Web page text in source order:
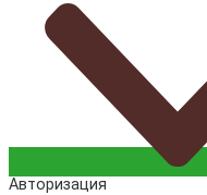
Авторизация